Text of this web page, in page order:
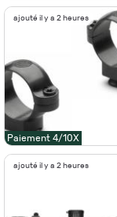
ajouté il y a 2 heures
Paiement 4/10X
ajouté il y a 2 heures